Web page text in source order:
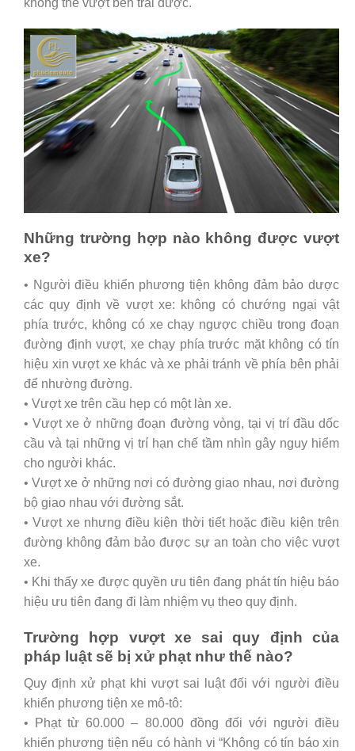
Những trường hợp nào không được vượt
xe?
• Người điều khiển phương tiện không đảm bảo dược
các quy định về vượt xe: không có chướng ngại vật
phía trước, không có xe chạy ngược chiều trong đoạn
đường định vượt, xe chạy phía trước mặt không có tín
hiệu xin vượt xe khác và xe phải tránh về phía bên phải
để nhường đường.
• Vượt xe trên cầu hẹp có một làn xe.
• Vượt xe ở những đoạn đường vòng, tại vị trí đầu dốc
cầu và tại những vị trí hạn chế tầm nhìn gây nguy hiểm
cho người khác.
• Vượt xe ở những nơi có đường giao nhau, nơi đường
bộ giao nhau với đường sắt.
• Vượt xe nhưng điều kiện thời tiết hoặc điều kiện trên
đường không đảm bảo được sự an toàn cho việc vượt
xe.
• Khi thấy xe được quyền ưu tiên đang phát tín hiệu báo
hiệu ưu tiên đang đi làm nhiệm vụ theo quy định.
Trường hợp vượt xe sai quy định của
pháp luật sẽ bị xử phạt như thế nào?
Quy định xử phạt khi vượt sai luật đối với người điều
khiển phương tiện xe mô-tô:
• Phạt từ 60.000 – 80.000 đồng đối với người điều
khiển phương tiện nếu có hành vi “Không có tín báo xin